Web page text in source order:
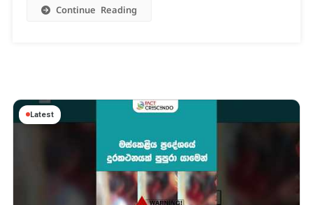
Continue Reading
Latest